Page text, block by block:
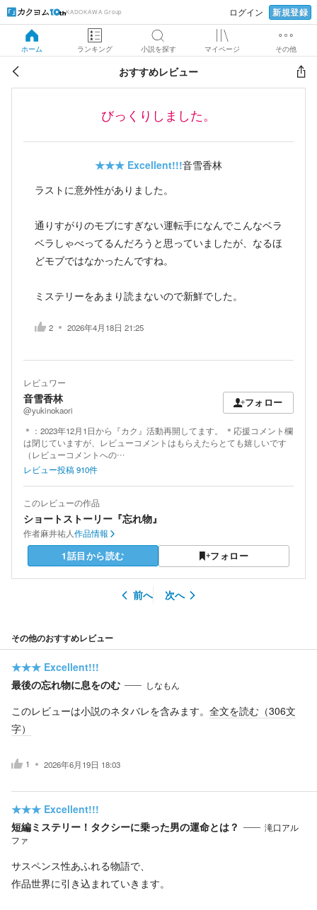
KADOKAWA Group ログイン 新規登録
ホーム ランキング 小説を探す マイページ その他
おすすめレビュー
びっくりしました。
★★★ Excellent!!!音雪香林
ラストに意外性がありました。
通りすがりのモブにすぎない運転手になんでこんなベラ
ベラしゃべってるんだろうと思っていましたが、なるほ
どモブではなかったんですね。
ミステリーをあまり読まないので新鮮でした。
2 2026年4月18日 21:25
レビュワー
音雪香林
@yukinokaori
フォロー
＊：2023年12月1日から『カク』活動再開してます。 ＊応援コメント欄
は閉じていますが、レビューコメントはもらえたらとても嬉しいです
（レビューコメントへの…
レビュー投稿910件
このレビューの作品
ショートストーリー『忘れ物』
作者麻井祐人作品情報
1話目から読む フォロー
前へ 次へ
その他のおすすめレビュー
★★★ Excellent!!!
最後の忘れ物に息をのむ
しなもん
このレビューは小説のネタバレを含みます。 全文を読む（306文
字）
1 2026年6月19日 18:03
★★★ Excellent!!!
短編ミステリー！タクシーに乗った男の運命とは？
滝口アル
ファ
サスペンス性あふれる物語で、
作品世界に引き込まれていきます。